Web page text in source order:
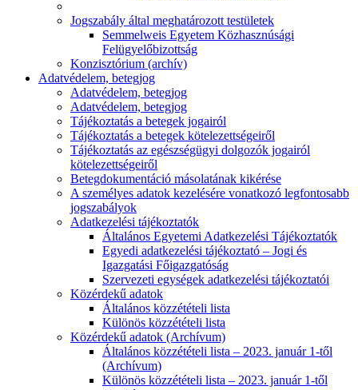
Jogszabály által meghatározott testületek
Semmelweis Egyetem Közhasznúsági
Felügyelőbizottság
Konzisztórium (archív)
Adatvédelem, betegjog
Adatvédelem, betegjog
Adatvédelem, betegjog
Tájékoztatás a betegek jogairól
Tájékoztatás a betegek kötelezettségeiről
Tájékoztatás az egészségügyi dolgozók jogairól
kötelezettségeiről
Betegdokumentáció másolatának kikérése
A személyes adatok kezelésére vonatkozó legfontosabb
jogszabályok
Adatkezelési tájékoztatók
Általános Egyetemi Adatkezelési Tájékoztatók
Egyedi adatkezelési tájékoztató – Jogi és
Igazgatási Főigazgatóság
Szervezeti egységek adatkezelési tájékoztatói
Közérdekű adatok
Általános közzétételi lista
Különös közzétételi lista
Közérdekű adatok (Archívum)
Általános közzétételi lista – 2023. január 1-től
(Archívum)
Különös közzétételi lista – 2023. január 1-től